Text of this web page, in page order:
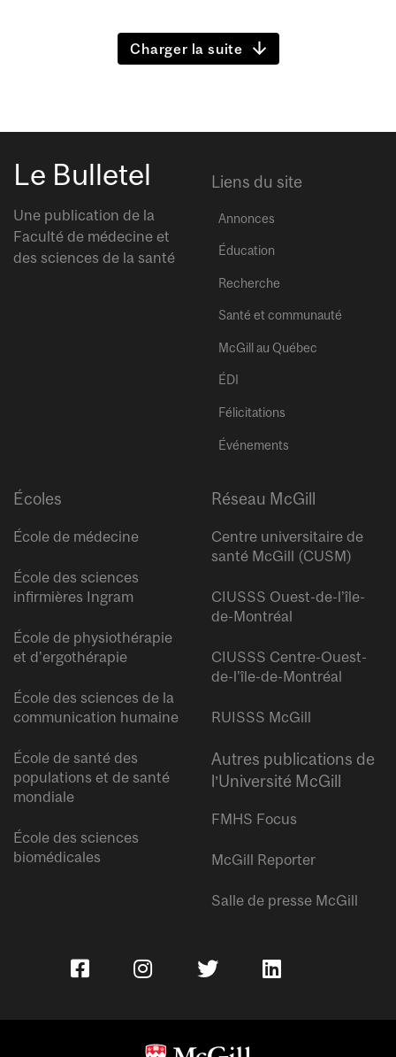
Charger la suite
Le Bulletel
Une publication de la
Faculté de médecine et
des sciences de la santé
Liens du site
Annonces
Éducation
Recherche
Santé et communauté
McGill au Québec
ÉDI
Félicitations
Événements
Écoles
École de médecine
École des sciences
infirmières Ingram
École de physiothérapie
et d’ergothérapie
École des sciences de la
communication humaine
École de santé des
populations et de santé
mondiale
École des sciences
biomédicales
Réseau McGill
Centre universitaire de
santé McGill (CUSM)
CIUSSS Ouest-de-l’île-
de-Montréal
CIUSSS Centre-Ouest-
de-l’île-de-Montréal
RUISSS McGill
Autres publications de
l’Université McGill
FMHS Focus
McGill Reporter
Salle de presse McGill